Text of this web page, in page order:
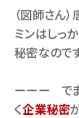
（図師さん
ミンはしっ
秘密なので
ーーー でま
く企業秘密